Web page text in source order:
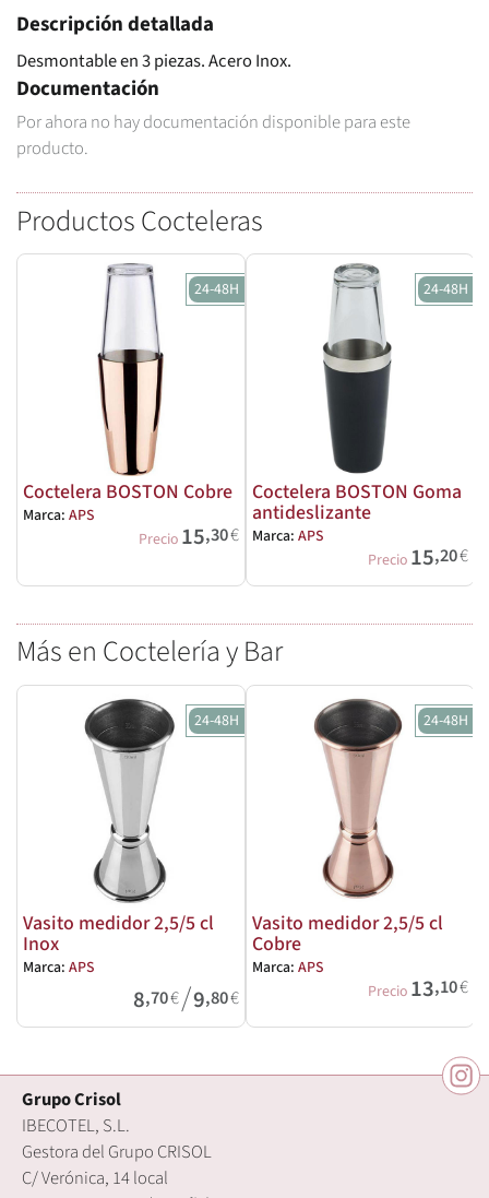
Descripción detallada
Desmontable en 3 piezas. Acero Inox.
Documentación
Por ahora no hay documentación disponible para este
producto.
Productos Cocteleras
24-48H
Coctelera BOSTON Cobre
Marca: APS
Precio 15,30€
24-48H
Coctelera BOSTON Goma
antideslizante
Marca: APS
Precio 15,20€
Más en Coctelería y Bar
24-48H
Vasito medidor 2,5/5 cl
Inox
Marca: APS
8,70€/9,80€
24-48H
Vasito medidor 2,5/5 cl
Cobre
Marca: APS
Precio 13,10€
Grupo Crisol
IBECOTEL, S.L.
Gestora del Grupo CRISOL
C/ Verónica, 14 local